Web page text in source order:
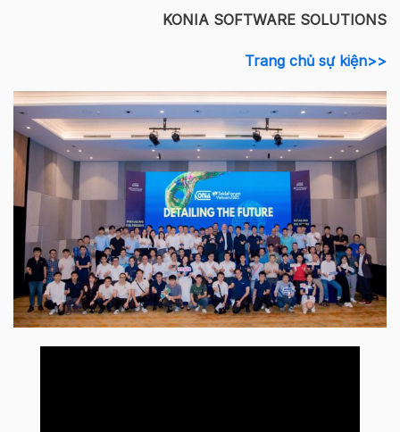
KONIA SOFTWARE SOLUTIONS
Trang chủ sự kiện>>